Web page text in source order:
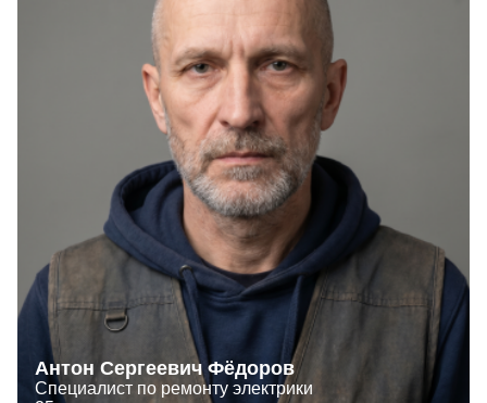
Антон Сергеевич Фёдоров
Специалист по ремонту электрики